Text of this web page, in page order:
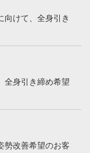
向けて、全身引き
全身引き締め希望
勢改善希望のお客